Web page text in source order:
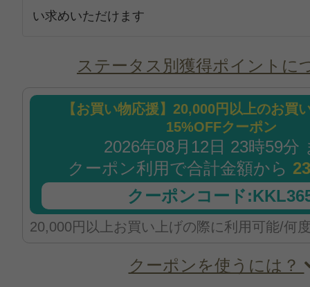
い求めいただけます
ステータス別獲得ポイントに
【お買い物応援】20,000円以上のお買
15%OFFクーポン
2026年08月12日 23時59分
クーポン利用で合計金額から
クーポンコード
20,000円以上お買い上げの際に利用可能/何
クーポンを使うには？